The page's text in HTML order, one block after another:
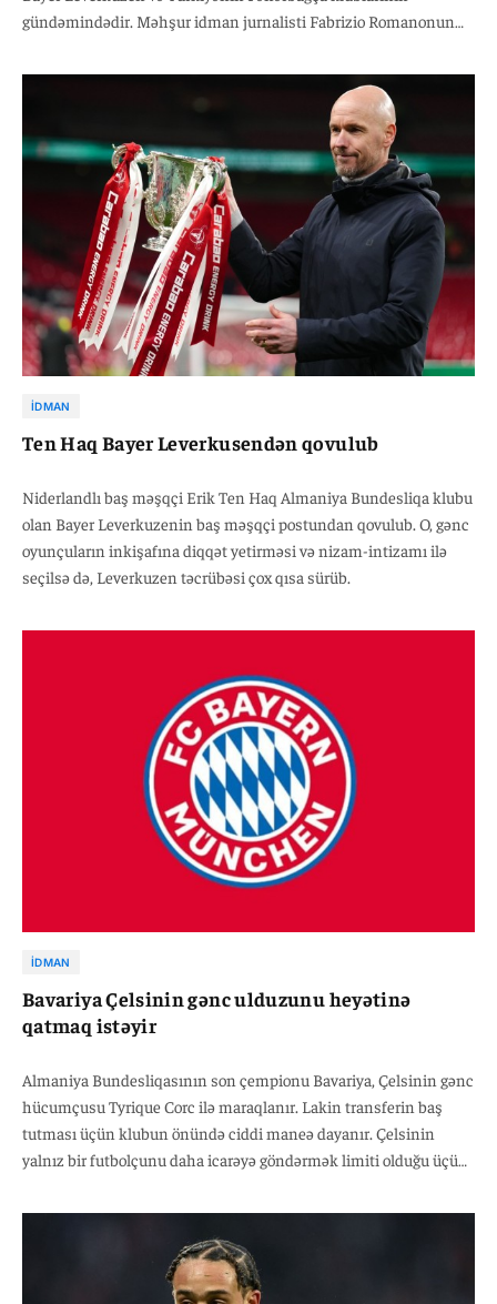
gündəmindədir. Məhşur idman jurnalisti Fabrizio Romanonun
oyundan sonra Erik ten Haq ilə yollarını ayırıb, Fənərbaxça isə
Çempionlar Liqasına vəsiqə qazana bilmədiyi üçün Joze
İDMAN
Ten Haq Bayer Leverkusendən qovulub
Niderlandlı baş məşqçi Erik Ten Haq Almaniya Bundesliqa klubu
olan Bayer Leverkuzenin baş məşqçi postundan qovulub. O, gənc
oyunçuların inkişafına diqqət yetirməsi və nizam-intizamı ilə
seçilsə də, Leverkuzen təcrübəsi çox qısa sürüb.
İDMAN
Bavariya Çelsinin gənc ulduzunu heyətinə
qatmaq istəyir
Almaniya Bundesliqasının son çempionu Bavariya, Çelsinin gənc
hücumçusu Tyrique Corc ilə maraqlanır. Lakin transferin baş
tutması üçün klubun önündə ciddi maneə dayanır. Çelsinin
yalnız bir futbolçunu daha icarəyə göndərmək limiti olduğu üçün,
birdəfəlik transfer əsasında ala bilərlər.